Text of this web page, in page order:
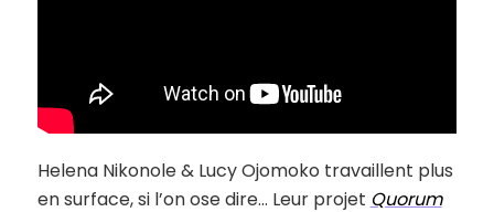
Helena Nikonole & Lucy Ojomoko travaillent plus
en surface, si l’on ose dire… Leur projet Quorum